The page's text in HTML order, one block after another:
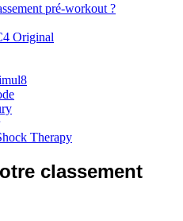
pré-workout ?
Original
Therapy
classement